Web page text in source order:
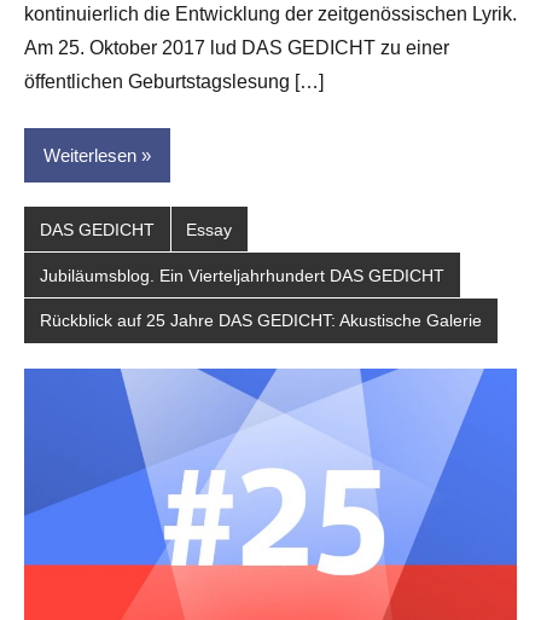
kontinuierlich die Entwicklung der zeitgenössischen Lyrik.
Am 25. Oktober 2017 lud DAS GEDICHT zu einer
öffentlichen Geburtstagslesung […]
Weiterlesen
DAS GEDICHT Essay
Jubiläumsblog. Ein Vierteljahrhundert DAS GEDICHT
Rückblick auf 25 Jahre DAS GEDICHT: Akustische Galerie